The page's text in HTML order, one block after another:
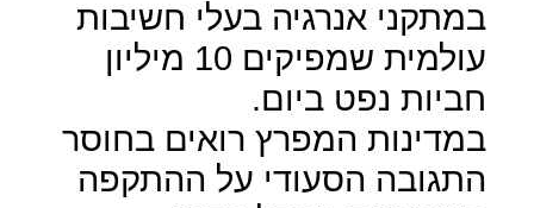
במתקני אנרגיה בעלי חשיבות
עולמית שמפיקים 10 מיליון
חביות נפט ביום.
במדינות המפרץ רואים בחוסר
התגובה הסעודי על ההתקפה